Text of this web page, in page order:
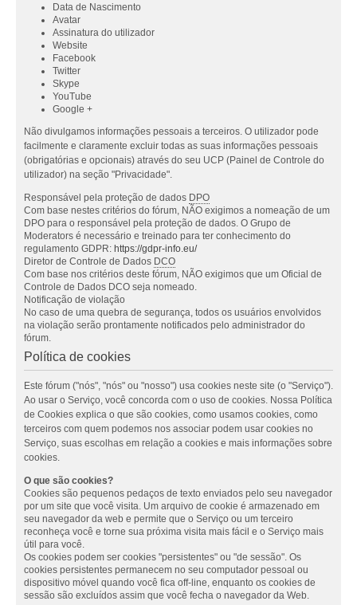
Data de Nascimento
Avatar
Assinatura do utilizador
Website
Facebook
Twitter
Skype
YouTube
Google +
Não divulgamos informações pessoais a terceiros. O utilizador pode
facilmente e claramente excluir todas as suas informações pessoais
(obrigatórias e opcionais) através do seu UCP (Painel de Controle do
utilizador) na seção "Privacidade".
Responsável pela proteção de dados DPO
Com base nestes critérios do fórum, NÃO exigimos a nomeação de um
DPO para o responsável pela proteção de dados. O Grupo de
Moderators é necessário e treinado para ter conhecimento do
regulamento GDPR: https://gdpr-info.eu/
Diretor de Controle de Dados DCO
Com base nos critérios deste fórum, NÃO exigimos que um Oficial de
Controle de Dados DCO seja nomeado.
Notificação de violação
No caso de uma quebra de segurança, todos os usuários envolvidos
na violação serão prontamente notificados pelo administrador do
fórum.
Política de cookies
Este fórum ("nós", "nós" ou "nosso") usa cookies neste site (o "Serviço").
Ao usar o Serviço, você concorda com o uso de cookies. Nossa Política
de Cookies explica o que são cookies, como usamos cookies, como
terceiros com quem podemos nos associar podem usar cookies no
Serviço, suas escolhas em relação a cookies e mais informações sobre
cookies.
O que são cookies?
Cookies são pequenos pedaços de texto enviados pelo seu navegador
por um site que você visita. Um arquivo de cookie é armazenado em
seu navegador da web e permite que o Serviço ou um terceiro
reconheça você e torne sua próxima visita mais fácil e o Serviço mais
útil para você.
Os cookies podem ser cookies "persistentes" ou "de sessão". Os
cookies persistentes permanecem no seu computador pessoal ou
dispositivo móvel quando você fica off-line, enquanto os cookies de
sessão são excluídos assim que você fecha o navegador da Web.